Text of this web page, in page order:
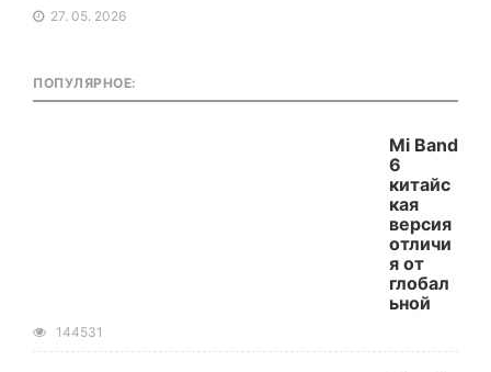
27. 05. 2026
ПОПУЛЯРНОЕ:
Mi Band
6
китайс
кая
версия
отличи
я от
глобал
ьной
144531